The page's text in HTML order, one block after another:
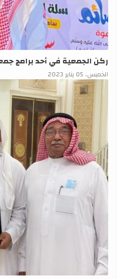
ركن الجمعية في أحد برامج
الخميس، 05 يناير 2023